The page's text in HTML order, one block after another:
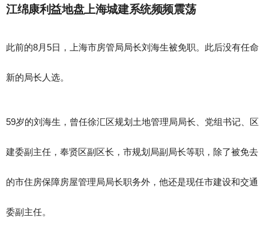
江绵康利益地盘上海城建系统频频震荡
此前的8月5日，上海市房管局局长刘海生被免职。此后没有任命
新的局长人选。
59岁的刘海生，曾任徐汇区规划土地管理局局长、党组书记、区
建委副主任，奉贤区副区长，市规划局副局长等职，除了被免去
的市住房保障房屋管理局局长职务外，他还是现任市建设和交通
委副主任。